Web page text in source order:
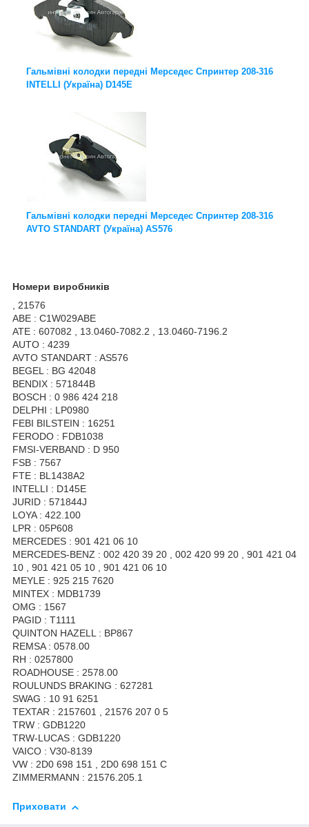
Гальмівні колодки передні Мерседес Спринтер 208-316
INTELLI (Україна) D145E
Гальмівні колодки передні Мерседес Спринтер 208-316
AVTO STANDART (Україна) AS576
Номери виробників
, 21576
ABE : C1W029ABE
ATE : 607082 , 13.0460-7082.2 , 13.0460-7196.2
AUTO : 4239
AVTO STANDART : AS576
BEGEL : BG 42048
BENDIX : 571844B
BOSCH : 0 986 424 218
DELPHI : LP0980
FEBI BILSTEIN : 16251
FERODO : FDB1038
FMSI-VERBAND : D 950
FSB : 7567
FTE : BL1438A2
INTELLI : D145E
JURID : 571844J
LOYA : 422.100
LPR : 05P608
MERCEDES : 901 421 06 10
MERCEDES-BENZ : 002 420 39 20 , 002 420 99 20 , 901 421 04
10 , 901 421 05 10 , 901 421 06 10
MEYLE : 925 215 7620
MINTEX : MDB1739
OMG : 1567
PAGID : T1111
QUINTON HAZELL : BP867
REMSA : 0578.00
RH : 0257800
ROADHOUSE : 2578.00
ROULUNDS BRAKING : 627281
SWAG : 10 91 6251
TEXTAR : 2157601 , 21576 207 0 5
TRW : GDB1220
TRW-LUCAS : GDB1220
VAICO : V30-8139
VW : 2D0 698 151 , 2D0 698 151 C
ZIMMERMANN : 21576.205.1
Приховати